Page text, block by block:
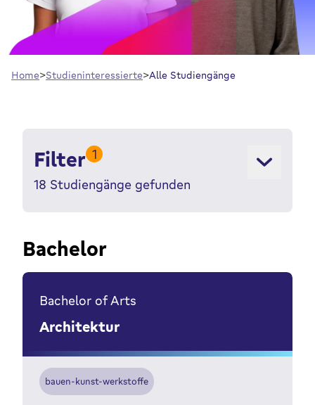
Home Studieninteressierte Alle Studiengänge
Filter 1
18 Studiengänge gefunden
Bachelor
Bachelor of Arts
Architektur
bauen-kunst-werkstoffe